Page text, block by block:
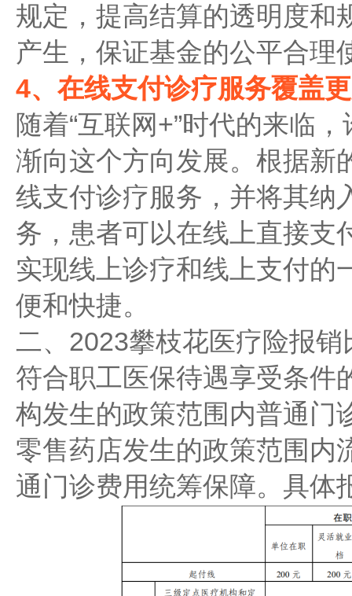
规定，提高结算的透明度和
产生，保证基金的公平合理
4、在线支付诊疗服务覆盖
随着“互联网+”时代的来临
渐向这个方向发展。根据新
线支付诊疗服务，并将其纳
务，患者可以在线上直接支
实现线上诊疗和线上支付的
便和快捷。
二、2023攀枝花医疗险报销
符合职工医保待遇享受条件
构发生的政策范围内普通门
零售药店发生的政策范围内
通门诊费用统筹保障。具体